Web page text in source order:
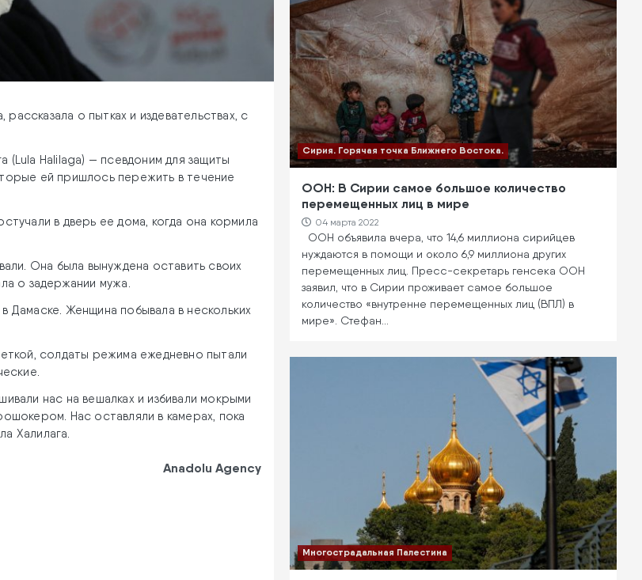
о пытках и издевательствах, с
(Lula Halilaga) — псевдоним для защиты
ей пришлось пережить в течение
в дверь ее дома, когда она кормила
Она была вынуждена оставить своих
о задержании мужа.
Дамаске. Женщина побывала в нескольких
солдаты режима ежедневно пытали
нас на вешалках и избивали мокрыми
Нас оставляли в камерах, пока
Халилага.
Anadolu Agency
Сирия. Горячая точка Ближнего Востока.
ООН: В Сирии самое большое количество
перемещенных лиц в мире
04 марта 2022
ООН объявила вчера, что 14,6 миллиона сирийцев
нуждаются в помощи и около 6,9 миллиона других
перемещенных лиц. Пресс-секретарь генсека ООН
заявил, что в Сирии проживает самое большое
количество «внутренне перемещенных лиц (ВПЛ) в
мире». Стефан…
Многострадальная Палестина